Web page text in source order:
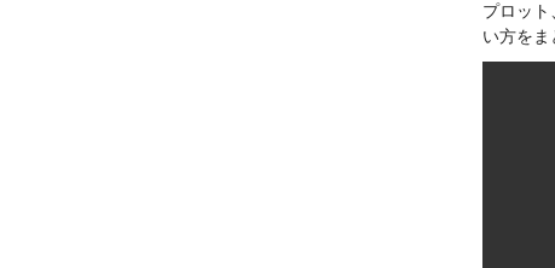
プロッ
い方をま